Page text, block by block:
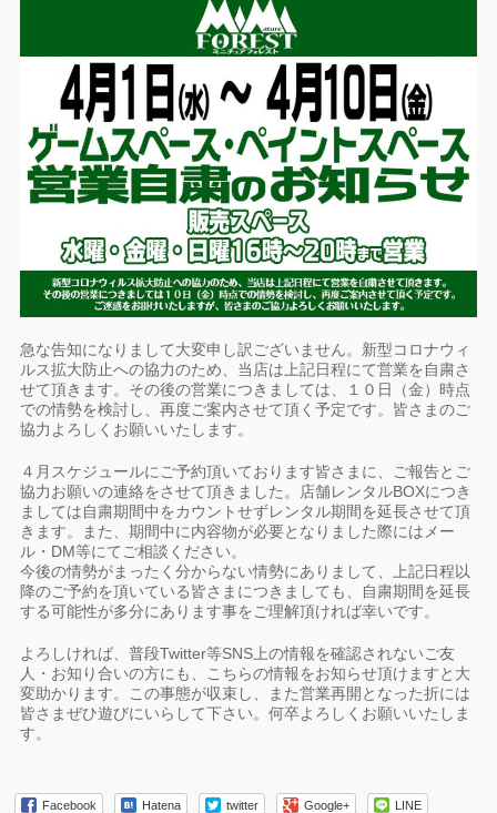
急な告知になりまして大変申し訳ございません。新型コロナウィ
ルス拡大防止への協力のため、当店は上記日程にて営業を自粛さ
せて頂きます。その後の営業につきましては、１０日（金）時点
での情勢を検討し、再度ご案内させて頂く予定です。皆さまのご
協力よろしくお願いいたします。
４月スケジュールにご予約頂いております皆さまに、ご報告とご
協力お願いの連絡をさせて頂きました。店舗レンタルBOXにつき
ましては自粛期間中をカウントせずレンタル期間を延長させて頂
きます。また、期間中に内容物が必要となりました際にはメー
ル・DM等にてご相談ください。
今後の情勢がまったく分からない情勢にありまして、上記日程以
降のご予約を頂いている皆さまにつきましても、自粛期間を延長
する可能性が多分にあります事をご理解頂ければ幸いです。
よろしければ、普段Twitter等SNS上の情報を確認されないご友
人・お知り合いの方にも、こちらの情報をお知らせ頂けますと大
変助かります。この事態が収束し、また営業再開となった折には
皆さまぜひ遊びにいらして下さい。何卒よろしくお願いいたしま
す。
Facebook Hatena twitter Google+ LINE